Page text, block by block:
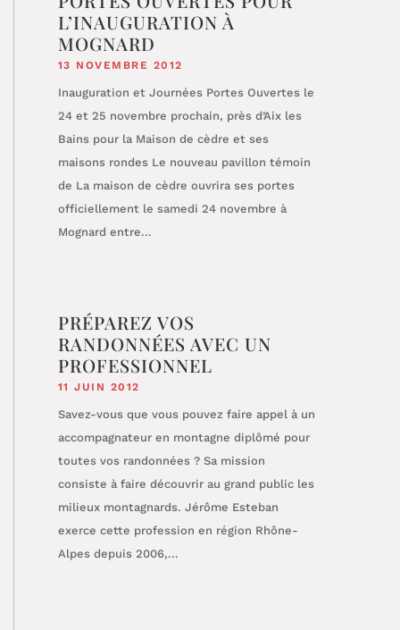
L’INAUGURATION À
MOGNARD
13 NOVEMBRE 2012
Inauguration et Journées Portes Ouvertes le
24 et 25 novembre prochain, près d’Aix les
Bains pour la Maison de cèdre et ses
maisons rondes Le nouveau pavillon témoin
de La maison de cèdre ouvrira ses portes
officiellement le samedi 24 novembre à
Mognard entre...
PRÉPAREZ VOS
RANDONNÉES AVEC UN
PROFESSIONNEL
11 JUIN 2012
Savez-vous que vous pouvez faire appel à un
accompagnateur en montagne diplômé pour
toutes vos randonnées ? Sa mission
consiste à faire découvrir au grand public les
milieux montagnards. Jérôme Esteban
exerce cette profession en région Rhône-
Alpes depuis 2006,...